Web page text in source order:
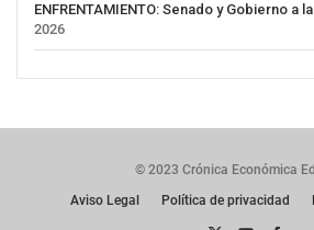
ENFRENTAMIENTO: Senado y Gobierno a
2026
© 2023 Crónica Económica
Aviso Legal
Política de privacidad